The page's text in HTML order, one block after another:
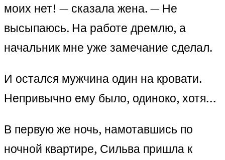
моих нет! — сказала жена. — Не
высыпаюсь. На работе дремлю, а
начальник мне уже замечание сделал.
И остался мужчина один на кровати.
Непривычно ему было, одиноко, хотя…
В первую же ночь, намотавшись по
ночной квартире, Сильва пришла к